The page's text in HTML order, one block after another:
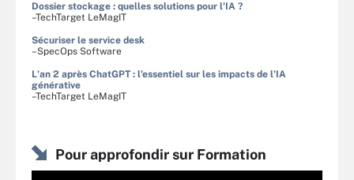
Dossier stockage : quelles solutions pour l'IA ?
–TechTarget LeMagIT
Sécuriser le service desk
–SpecOps Software
L'an 2 après ChatGPT : l'essentiel sur les impacts de l'IA
générative
–TechTarget LeMagIT
Pour approfondir sur Formation